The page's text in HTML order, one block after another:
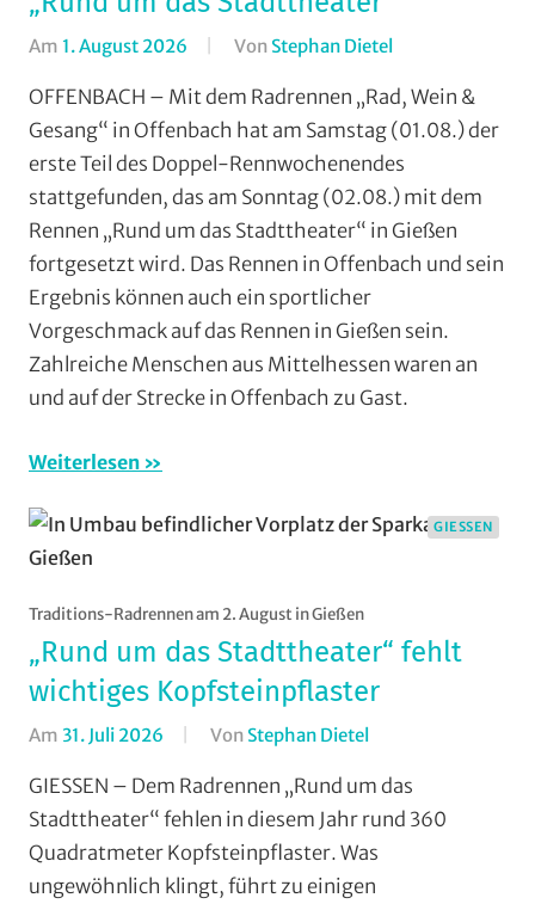
Am 1. August 2026 Von Stephan Dietel
-
Top
News
Formate,
Jedermann
RSG
und
Wieseck,
Rundstrecke
am
Wochenende
OFFENBACH – Mit dem Radrennen „Rad, Wein &
Gesang“ in Offenbach hat am Samstag (01.08.) der
erste Teil des Doppel-Rennwochenendes
stattgefunden, das am Sonntag (02.08.) mit dem
Rennen „Rund um das Stadttheater“ in Gießen
fortgesetzt wird. Das Rennen in Offenbach und sein
Ergebnis können auch ein sportlicher
Vorgeschmack auf das Rennen in Gießen sein.
Zahlreiche Menschen aus Mittelhessen waren an
und auf der Strecke in Offenbach zu Gast.
Weiterlesen
GIESSEN
Traditions-Radrennen am 2. August in Gießen
„Rund um das Stadttheater“ fehlt
wichtiges Kopfsteinpflaster
Am 31. Juli 2026 Von Stephan Dietel
Gießen
Jedermann
Orte
RSG
GIESSEN – Dem Radrennen „Rund um das
Stadttheater“ fehlen in diesem Jahr rund 360
Quadratmeter Kopfsteinpflaster. Was
ungewöhnlich klingt, führt zu einigen